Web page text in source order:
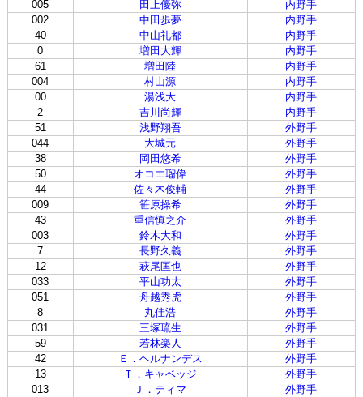
005
田上優弥
内野手
002
中田歩夢
内野手
40
中山礼都
内野手
0
増田大輝
内野手
61
増田陸
内野手
004
村山源
内野手
00
湯浅大
内野手
2
吉川尚輝
内野手
51
浅野翔吾
外野手
044
大城元
外野手
38
岡田悠希
外野手
50
オコエ瑠偉
外野手
44
佐々木俊輔
外野手
009
笹原操希
外野手
43
重信慎之介
外野手
003
鈴木大和
外野手
7
長野久義
外野手
12
萩尾匡也
外野手
033
平山功太
外野手
051
舟越秀虎
外野手
8
丸佳浩
外野手
031
三塚琉生
外野手
59
若林楽人
外野手
42
Ｅ．ヘルナンデス
外野手
13
Ｔ．キャベッジ
外野手
013
Ｊ．ティマ
外野手